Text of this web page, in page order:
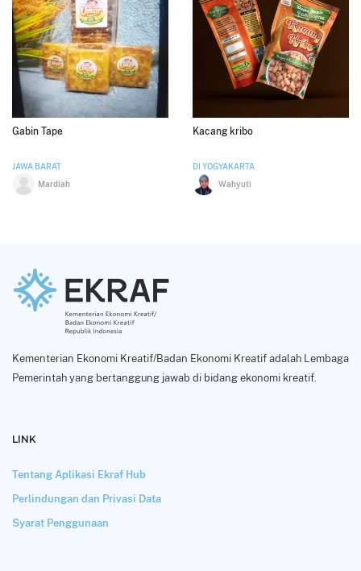
Gabin Tape
JAWA BARAT
Mardiah
Kacang kribo
DI YOGYAKARTA
Wahyuti
Kementerian Ekonomi Kreatif/Badan Ekonomi Kreatif adalah Lembaga
Pemerintah yang bertanggung jawab di bidang ekonomi kreatif.
LINK
Tentang Aplikasi Ekraf Hub
Perlindungan dan Privasi Data
Syarat Penggunaan